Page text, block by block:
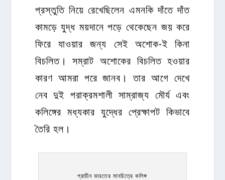
প্রস্তুতি নিয়ে রেখেছিলেন এমনকি দাঁতে দাঁত
কামড়ে যুদ্ধ ময়দানে পড়ে থেকেছেন জয় করে
ফিরে যাওয়ার জন্য সেই অশোক-ই কিনা
বিচলিত। সম্রাট অশোকের বিচলিত হওয়ার
কারণ আমরা পরে জানব। তার আগে দেখে
নেব দুই পরাক্রমশালী সাম্রাজ্য মৌর্য এবং
কলিঙ্গের মধ্যকার যুদ্ধের প্রেক্ষাপট কিভাবে
তৈরি হল।
প্রাচীন ভারতের মানচিত্রে কলিঙ্গ